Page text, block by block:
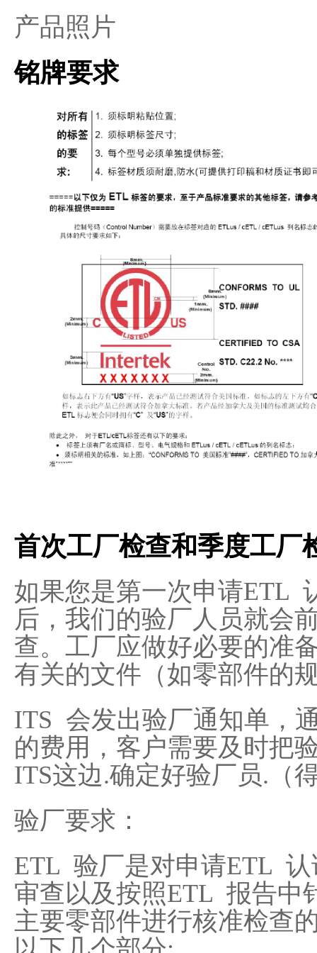
产品照片
铭牌要求
首次工厂检查和季度工厂
如果您是第一次申请ETL
后，我们的验厂人员就会
查。工厂应做好必要的准
有关的文件（如零部件的
ITS 会发出验厂通知单，
的费用，客户需要及时把
ITS这边.确定好验厂员.（
验厂要求：
ETL 验厂是对申请ETL
审查以及按照ETL 报告中
主要零部件进行核准检查